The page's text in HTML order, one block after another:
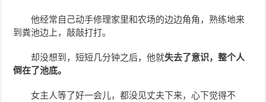
他经常自己动手修理家里和农场的边边角角，熟练地来
到粪池边上，敲敲打打。
却没想到，短短几分钟之后，他就失去了意识，整个人
倒在了池底。
女主人等了好一会儿，都没见丈夫下来，心下觉得不